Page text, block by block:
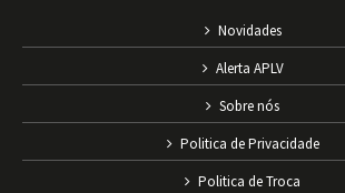
Novidades
Alerta APLV
Sobre nós
Politica de Privacidade
Politica de Troca